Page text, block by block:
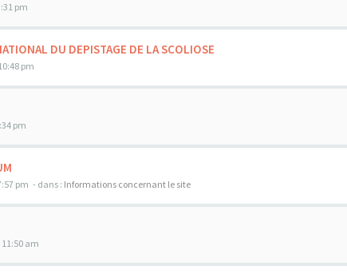
pm
DU DEPISTAGE DE LA SCOLIOSE
pm
pm
pm - dans : Informations concernant le site
am